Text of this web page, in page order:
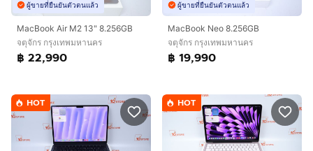
ผู้ขายที่ยืนยันตัวตนแล้ว
MacBook Air M2 13" 8.256GB
จตุจักร กรุงเทพมหานคร
฿ 22,990
ผู้ขายที่ยืนยันตัวตนแล้ว
MacBook Neo 8.256GB
จตุจักร กรุงเทพมหานคร
฿ 19,990
HOT HOT